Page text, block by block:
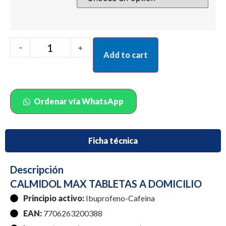
- +
Add to cart
Ordenar vía WhatsApp
Ficha técnica
Descripción
CALMIDOL MAX TABLETAS A DOMICILIO
Principio activo: Ibuprofeno-Cafeina
EAN: 7706263200388